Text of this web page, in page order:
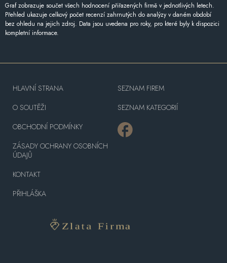
Graf zobrazuje součet všech hodnocení přiřazených firmě v jednotlivých letech.
Přehled ukazuje celkový počet recenzí zahrnutých do analýzy v daném období
bez ohledu na jejich zdroj. Data jsou uvedena pro roky, pro které byly k dispozici
kompletní informace.
HLAVNÍ STRANA
O SOUTĚŽI
OBCHODNÍ PODMÍNKY
ZÁSADY OCHRANY OSOBNÍCH
ÚDAJŮ
KONTAKT
PŘIHLÁŠKA
SEZNAM FIREM
SEZNAM KATEGORIÍ